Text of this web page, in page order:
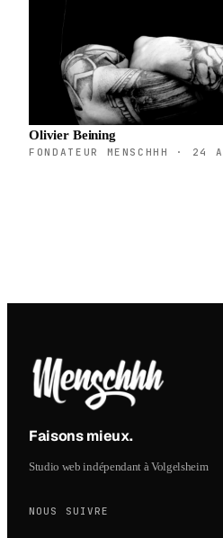
Olivier Beining
FONDATEUR MENSCHHH · 24
Faisons mieux.
Studio web indépendant à Volgelsheim
NOUS SUIVRE